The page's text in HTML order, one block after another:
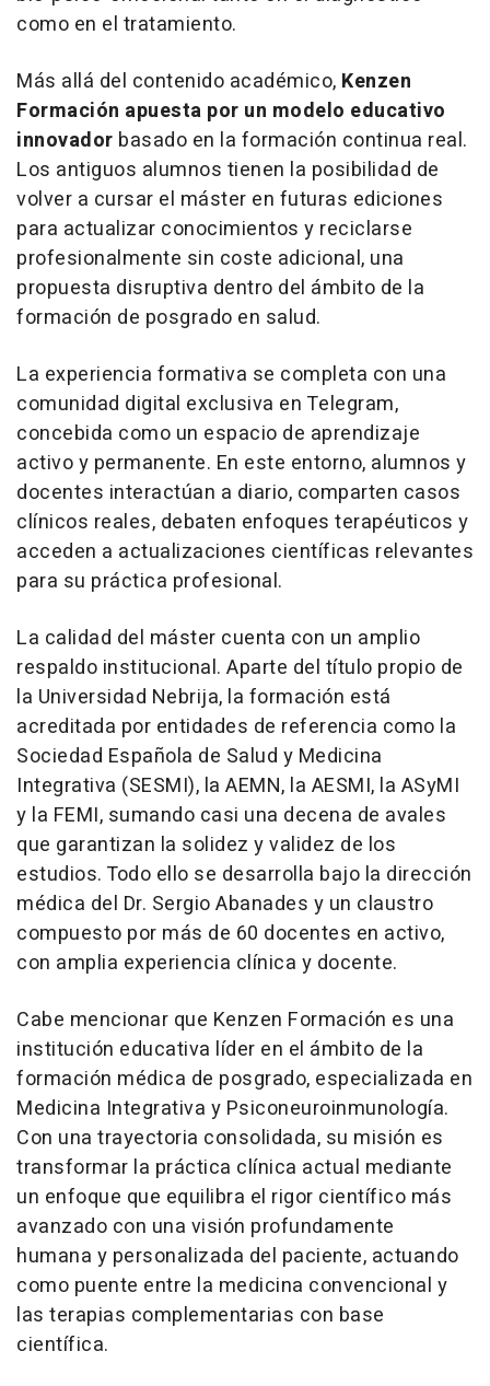
como en el tratamiento.
Más allá del contenido académico, Kenzen
Formación apuesta por un modelo educativo
innovador basado en la formación continua real.
Los antiguos alumnos tienen la posibilidad de
volver a cursar el máster en futuras ediciones
para actualizar conocimientos y reciclarse
profesionalmente sin coste adicional, una
propuesta disruptiva dentro del ámbito de la
formación de posgrado en salud.
La experiencia formativa se completa con una
comunidad digital exclusiva en Telegram,
concebida como un espacio de aprendizaje
activo y permanente. En este entorno, alumnos y
docentes interactúan a diario, comparten casos
clínicos reales, debaten enfoques terapéuticos y
acceden a actualizaciones científicas relevantes
para su práctica profesional.
La calidad del máster cuenta con un amplio
respaldo institucional. Aparte del título propio de
la Universidad Nebrija, la formación está
acreditada por entidades de referencia como la
Sociedad Española de Salud y Medicina
Integrativa (SESMI), la AEMN, la AESMI, la ASyMI
y la FEMI, sumando casi una decena de avales
que garantizan la solidez y validez de los
estudios. Todo ello se desarrolla bajo la dirección
médica del Dr. Sergio Abanades y un claustro
compuesto por más de 60 docentes en activo,
con amplia experiencia clínica y docente.
Cabe mencionar que Kenzen Formación es una
institución educativa líder en el ámbito de la
formación médica de posgrado, especializada en
Medicina Integrativa y Psiconeuroinmunología.
Con una trayectoria consolidada, su misión es
transformar la práctica clínica actual mediante
un enfoque que equilibra el rigor científico más
avanzado con una visión profundamente
humana y personalizada del paciente, actuando
como puente entre la medicina convencional y
las terapias complementarias con base
científica.